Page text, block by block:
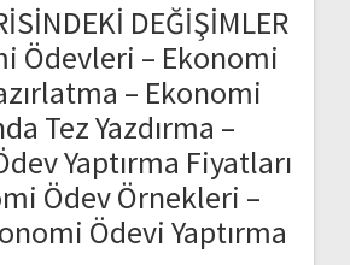
DEĞİŞİMLER
Ödevleri – Ekonomi
– Ekonomi
Tez Yazdırma –
Yaptırma Fiyatları
Ödev Örnekleri –
Ödevi Yaptırma